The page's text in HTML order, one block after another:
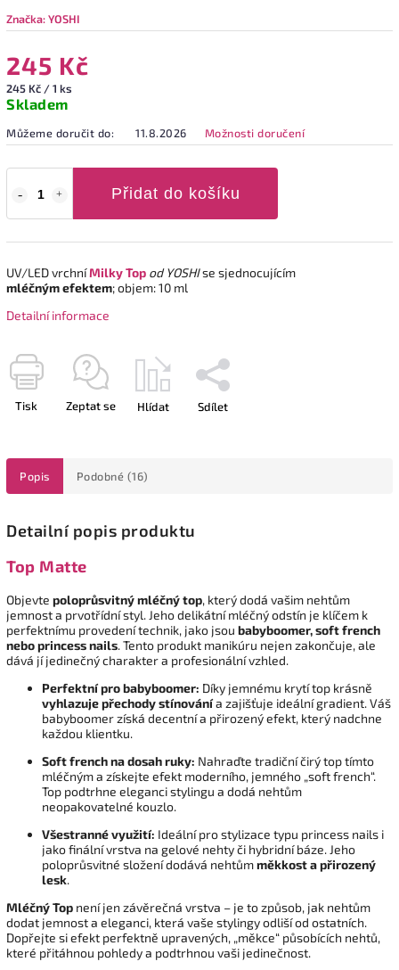
Značka:YOSHI
245 Kč
245 Kč / 1 ks
Skladem
Můžeme doručit do: 11.8.2026 Možnosti doručení
Přidat do košíku
UV/LED vrchníMilky Top od YOSHIse sjednocujícím
mléčným efektem; objem: 10 ml
Detailní informace
Tisk Zeptat se Hlídat Sdílet
Popis Podobné (16)
Detailní popis produktu
Top Matte
Objevte poloprůsvitný mléčný top, který dodá vašim nehtům
jemnost a prvotřídní styl. Jeho delikátní mléčný odstín je klíčem k
perfektnímu provedení technik, jako jsou babyboomer, soft french
nebo princess nails. Tento produkt manikúru nejen zakončuje, ale
dává jí jedinečný charakter a profesionální vzhled.
Perfektní pro babyboomer: Díky jemnému krytí top krásně
vyhlazuje přechody stínovánía zajišťuje ideální gradient. Váš
babyboomer získá decentní a přirozený efekt, který nadchne
každou klientku.
Soft french na dosah ruky: Nahraďte tradiční čirý top tímto
mléčným a získejte efekt moderního, jemného „soft french“.
Top podtrhne eleganci stylingu a dodá nehtům
neopakovatelné kouzlo.
Všestranné využití: Ideální pro stylizace typu princess nails i
jako finální vrstva na gelové nehty či hybridní báze. Jeho
poloprůsvitné složení dodává nehtůmměkkost a přirozený
lesk.
Mléčný Top není jen závěrečná vrstva – je to způsob, jak nehtům
dodat jemnost a eleganci, která vaše stylingy odliší od ostatních.
Dopřejte si efekt perfektně upravených, „měkce“ působících nehtů,
které přitáhnou pohledy a podtrhnou vaši jedinečnost.